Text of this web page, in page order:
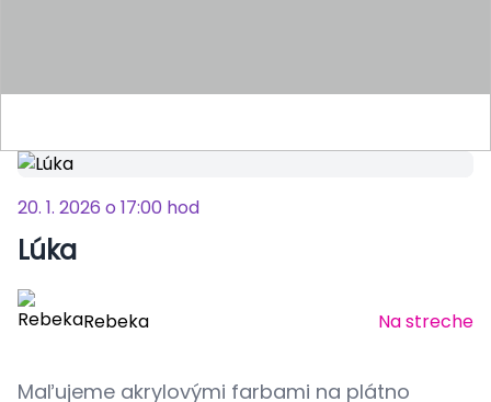
20. 1. 2026 o 17:00 hod
Lúka
Rebeka Na streche
Maľujeme akrylovými farbami na plátno